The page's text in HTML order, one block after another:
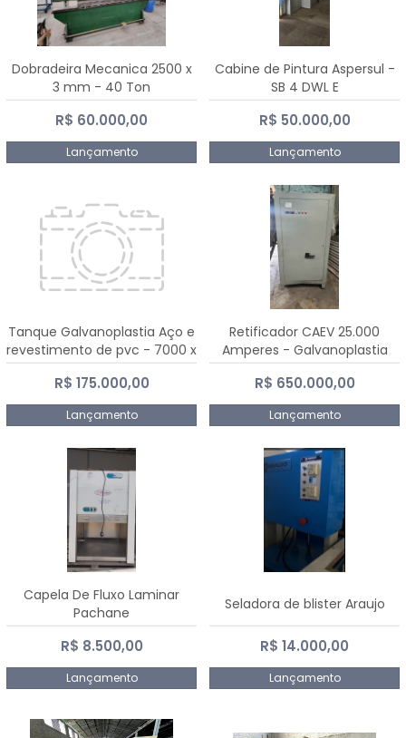
Dobradeira Mecanica 2500 x
3 mm - 40 Ton
R$ 60.000,00
Lançamento
Cabine de Pintura Aspersul -
SB 4 DWL E
R$ 50.000,00
Lançamento
Tanque Galvanoplastia Aço e
revestimento de pvc - 7000 x
2200 mm
R$ 175.000,00
Lançamento
Retificador CAEV 25.000
Amperes - Galvanoplastia
R$ 650.000,00
Lançamento
Capela De Fluxo Laminar
Pachane
R$ 8.500,00
Lançamento
Seladora de blister Araujo
R$ 14.000,00
Lançamento